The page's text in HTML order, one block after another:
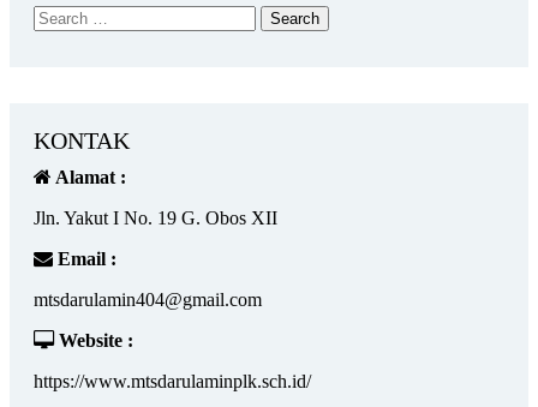
KONTAK
Alamat :
Jln. Yakut I No. 19 G. Obos XII
Email :
mtsdarulamin404@gmail.com
Website :
https://www.mtsdarulaminplk.sch.id/